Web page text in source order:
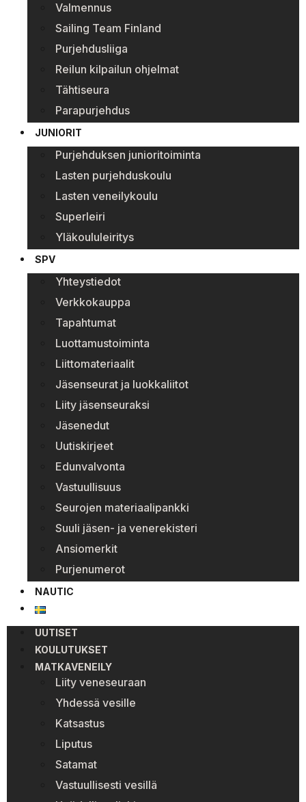
Valmennus
Sailing Team Finland
Purjehdusliiga
Reilun kilpailun ohjelmat
Tähtiseura
Parapurjehdus
JUNIORIT
Purjehduksen junioritoiminta
Lasten purjehduskoulu
Lasten veneilykoulu
Superleiri
Yläkoululeiritys
SPV
Yhteystiedot
Verkkokauppa
Tapahtumat
Luottamustoiminta
Liittomateriaalit
Jäsenseurat ja luokkaliitot
Liity jäsenseuraksi
Jäsenedut
Uutiskirjeet
Edunvalvonta
Vastuullisuus
Seurojen materiaalipankki
Suuli jäsen- ja venerekisteri
Ansiomerkit
Purjenumerot
NAUTIC
UUTISET
KOULUTUKSET
MATKAVENEILY
Liity veneseuraan
Yhdessä vesille
Katsastus
Liputus
Satamat
Vastuullisesti vesillä